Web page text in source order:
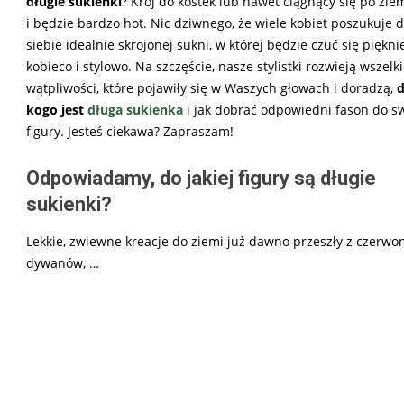
i będzie bardzo hot. Nic dziwnego, że wiele kobiet poszukuje
siebie idealnie skrojonej sukni, w której będzie czuć się
kobieco i stylowo. Na szczęście, nasze stylistki rozwieją
wątpliwości, które pojawiły się w Waszych głowach i doradzą,
kogo jest długa sukienka i jak dobrać odpowiedni fason do
figury. Jesteś ciekawa? Zapraszam!
Odpowiadamy, do jakiej figury są długie
sukienki?
Lekkie, zwiewne kreacje do ziemi już dawno przeszły z
dywanów, …